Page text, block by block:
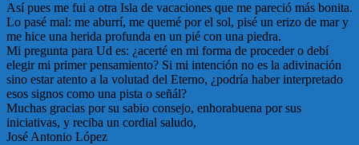
Así pues me fui a otra Isla de vacaciones que me pareció más bonita.
Lo pasé mal: me aburrí, me quemé por el sol, pisé un erizo de mar y
me hice una herida profunda en un pié con una piedra.
Mi pregunta para Ud es: ¿acerté en mi forma de proceder o debí
elegir mi primer pensamiento? Si mi intención no es la adivinación
sino estar atento a la volutad del Eterno, ¿podría haber interpretado
esos signos como una pista o señál?
Muchas gracias por su sabio consejo, enhorabuena por sus
iniciativas, y reciba un cordial saludo,
José Antonio López